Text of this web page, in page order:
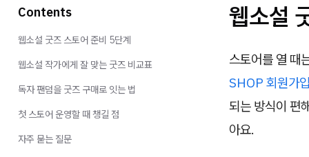
웹소설
스토어를 열 때
SHOP 회원가
되는 방식이 편
아요.
Contents
웹소설 굿즈 스토어 준비 5단계
웹소설 작가에게 잘 맞는 굿즈 비교표
독자 팬덤을 굿즈 구매로 잇는 법
첫 스토어 운영할 때 챙길 점
자주 묻는 질문